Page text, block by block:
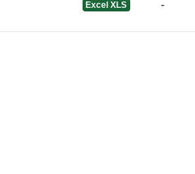
Excel XLS -